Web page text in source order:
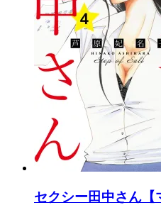
セクシー田中さん【